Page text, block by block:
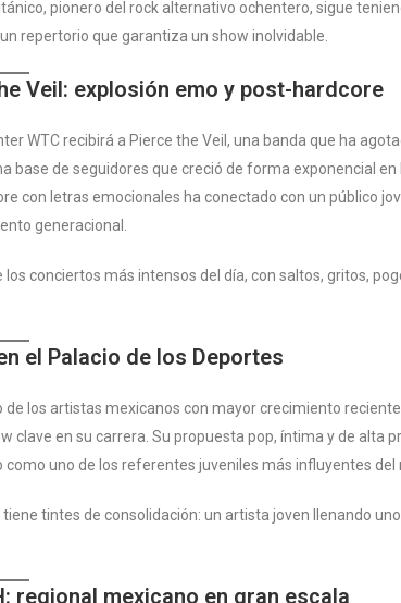
pionero del rock alternativo ochentero, sigue
repertorio que garantiza un show inolvidable.
Veil: explosión emo y post-hardcore
WTC recibirá a Pierce the Veil, una banda que ha
base de seguidores que creció de forma exponencial
con letras emocionales ha conectado con un público
generacional.
los conciertos más intensos del día, con saltos, gritos,
el Palacio de los Deportes
de los artistas mexicanos con mayor crecimiento
clave en su carrera. Su propuesta pop, íntima y de alta
como uno de los referentes juveniles más influyentes del
tiene tintes de consolidación: un artista joven llenando
regional mexicano en gran escala